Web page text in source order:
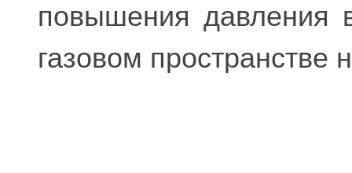
повышения давления
газовом